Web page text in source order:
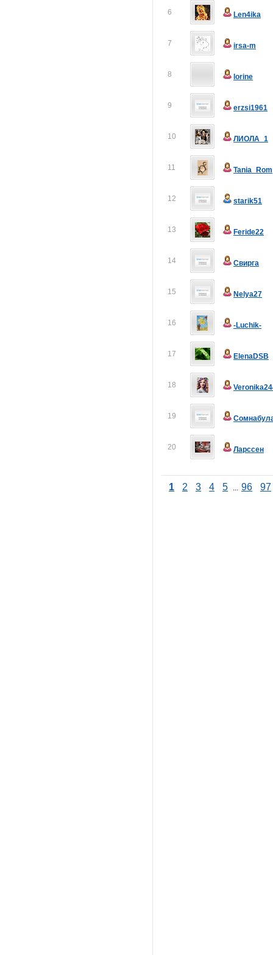
6 Len4ika
7 irsa-m
8 lorine
9 erzsi1961
10 ЛИОЛА_1
11 Tania_Rom
12 starik51
13 Feride22
14 Свирга
15 Nelya27
16 -Luchik-
17 ElenaDSB
18
19
20 Ларссен
1 2 3 4 5 ... 96 97